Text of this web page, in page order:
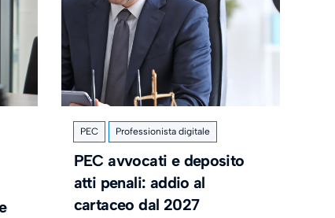
PEC Professionista digitale
PEC avvocati e deposito
atti penali: addio al
cartaceo dal 2027